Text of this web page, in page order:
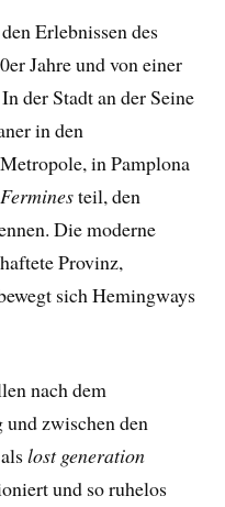
Erlebnissen des
Jahre und von einer
der Stadt an der Seine
in den
in Pamplona
teil, den
Die moderne
Provinz,
sich Hemingways
nach dem
zwischen den
lost generation
und so ruhelos